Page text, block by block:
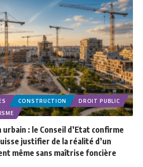
CONSTRUCTION
DROIT PUBLIC
: le Conseil d’Etat confirme
justifier de la réalité d’un
même sans maîtrise foncière